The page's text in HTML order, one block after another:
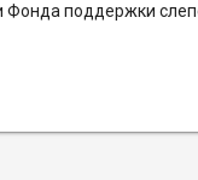
поддержки